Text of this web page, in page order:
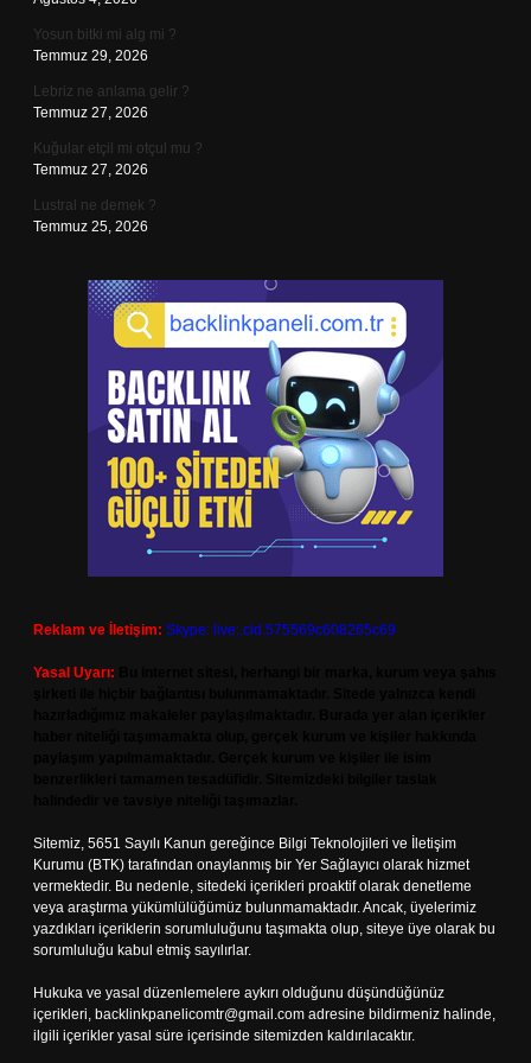
Yosun bitki mi alg mi ?
Temmuz 29, 2026
Lebriz ne anlama gelir ?
Temmuz 27, 2026
Kuğular etçil mi otçul mu ?
Temmuz 27, 2026
Lustral ne demek ?
Temmuz 25, 2026
Reklam ve İletişim: Skype: live:.cid.575569c608265c69
Yasal Uyarı:
Sitemiz, 5651 Sayılı Kanun gereğince Bilgi Teknolojileri ve İletişim
Kurumu (BTK) tarafından onaylanmış bir Yer Sağlayıcı olarak hizmet
vermektedir. Bu nedenle, sitedeki içerikleri proaktif olarak denetleme
veya araştırma yükümlülüğümüz bulunmamaktadır. Ancak, üyelerimiz
yazdıkları içeriklerin sorumluluğunu taşımakta olup, siteye üye olarak bu
sorumluluğu kabul etmiş sayılırlar.
Hukuka ve yasal düzenlemelere aykırı olduğunu düşündüğünüz
içerikleri, backlinkpanelicomtr@gmail.com adresine bildirmeniz halinde,
ilgili içerikler yasal süre içerisinde sitemizden kaldırılacaktır.